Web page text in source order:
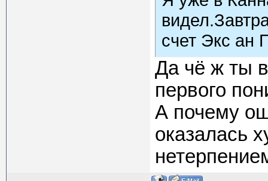
счет Экс ан
Да чё ж ты
первого
А почему
оказалась